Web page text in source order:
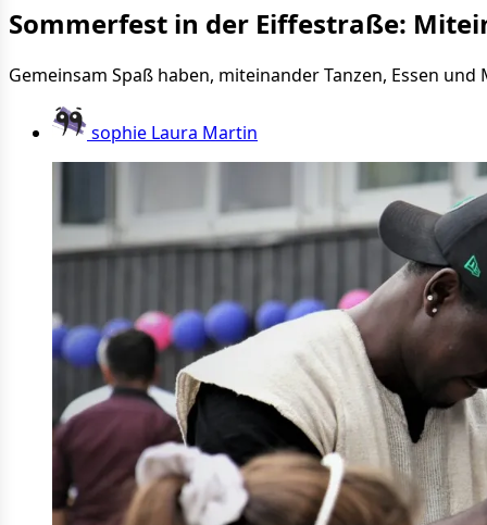
Sommerfest in der Eiffestraße:
Gemeinsam Spaß haben, miteinander Tanzen, Essen
sophie Laura Martin